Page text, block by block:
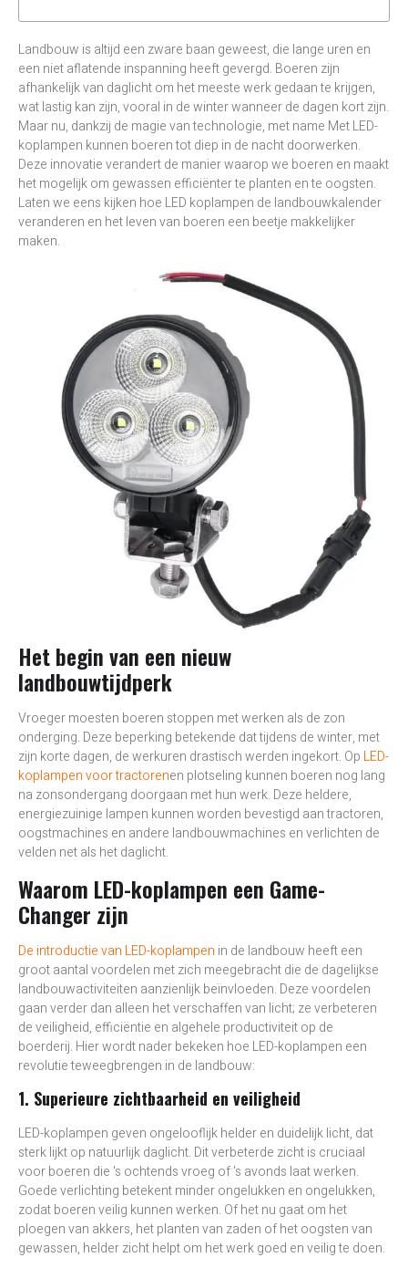
Landbouw is altijd een zware baan geweest, die lange uren en
een niet aflatende inspanning heeft gevergd. Boeren zijn
afhankelijk van daglicht om het meeste werk gedaan te krijgen,
wat lastig kan zijn, vooral in de winter wanneer de dagen kort zijn.
Maar nu, dankzij de magie van technologie, met name Met LED-
koplampen kunnen boeren tot diep in de nacht doorwerken.
Deze innovatie verandert de manier waarop we boeren en maakt
het mogelijk om gewassen efficiënter te planten en te oogsten.
Laten we eens kijken hoe LED koplampen de landbouwkalender
veranderen en het leven van boeren een beetje makkelijker
maken.
Het begin van een nieuw
landbouwtijdperk
Vroeger moesten boeren stoppen met werken als de zon
onderging. Deze beperking betekende dat tijdens de winter, met
zijn korte dagen, de werkuren drastisch werden ingekort. Op LED-
koplampen voor tractorenen plotseling kunnen boeren nog lang
na zonsondergang doorgaan met hun werk. Deze heldere,
energiezuinige lampen kunnen worden bevestigd aan tractoren,
oogstmachines en andere landbouwmachines en verlichten de
velden net als het daglicht.
Waarom LED-koplampen een Game-
Changer zijn
De introductie van LED-koplampen in de landbouw heeft een
groot aantal voordelen met zich meegebracht die de dagelijkse
landbouwactiviteiten aanzienlijk beïnvloeden. Deze voordelen
gaan verder dan alleen het verschaffen van licht; ze verbeteren
de veiligheid, efficiëntie en algehele productiviteit op de
boerderij. Hier wordt nader bekeken hoe LED-koplampen een
revolutie teweegbrengen in de landbouw:
1. Superieure zichtbaarheid en veiligheid
LED-koplampen geven ongelooflijk helder en duidelijk licht, dat
sterk lijkt op natuurlijk daglicht. Dit verbeterde zicht is cruciaal
voor boeren die 's ochtends vroeg of 's avonds laat werken.
Goede verlichting betekent minder ongelukken en ongelukken,
zodat boeren veilig kunnen werken. Of het nu gaat om het
ploegen van akkers, het planten van zaden of het oogsten van
gewassen, helder zicht helpt om het werk goed en veilig te doen.